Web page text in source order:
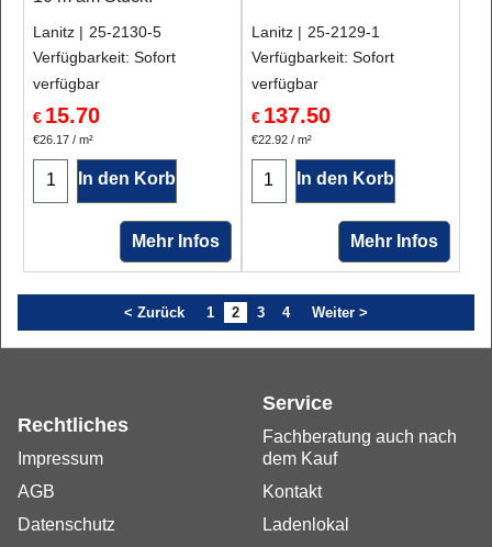
€ 15.70
€26.17 / m²
Lanitz
25-2130-5
Verfügbarkeit: Sofort
verfügbar
In den Korb
Mehr Infos
€ 137.50
€22.92/ m²
Lanitz
25-2129-1
Verfügbarkeit: Sofort
verfügbar
In den Korb
Mehr Infos
< Zurück 1 2 3 4 Weiter >
Service
Fachberatung auch nach
dem Kauf
Kontakt
Ladenlokal
Rechtliches
Impressum
AGB
Datenschutz